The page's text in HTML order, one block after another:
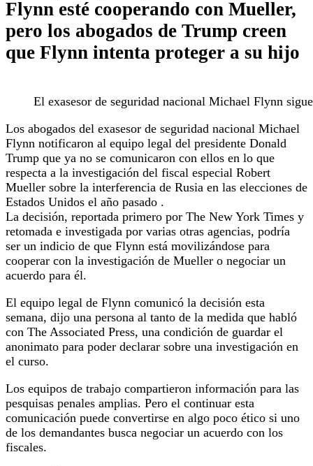
Flynn esté cooperando con Mueller,
pero los abogados de Trump creen
que Flynn intenta proteger a su hijo
El exasesor de seguridad nacional Michael Flynn
Los abogados del exasesor de seguridad nacional Michael
Flynn notificaron al equipo legal del presidente Donald
Trump que ya no se comunicaron con ellos en lo que
respecta a la investigación del fiscal especial Robert
Mueller sobre la interferencia de Rusia en las elecciones de
Estados Unidos el año pasado .
La decisión, reportada primero por The New York Times y
retomada e investigada por varias otras agencias, podría
ser un indicio de que Flynn está movilizándose para
cooperar con la investigación de Mueller o negociar un
acuerdo para él.
El equipo legal de Flynn comunicó la decisión esta
semana, dijo una persona al tanto de la medida que habló
con The Associated Press, una condición de guardar el
anonimato para poder declarar sobre una investigación en
el curso.
Los equipos de trabajo compartieron información para las
pesquisas penales amplias. Pero el continuar esta
comunicación puede convertirse en algo poco ético si uno
de los demandantes busca negociar un acuerdo con los
fiscales.